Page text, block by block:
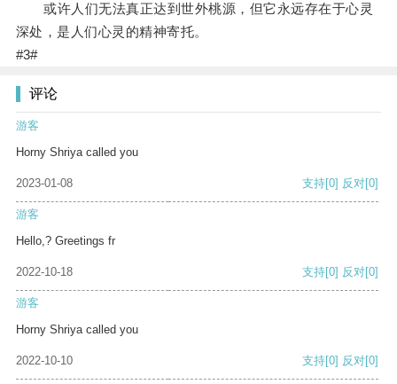
或许人们无法真正达到世外桃源，但它永远存在于心灵
深处，是人们心灵的精神寄托。
#3#
评论
游客
Horny Shriya called you
2023-01-08 支持[0] 反对[0]
游客
Hello,? Greetings fr
2022-10-18 支持[0] 反对[0]
游客
Horny Shriya called you
2022-10-10 支持[0] 反对[0]